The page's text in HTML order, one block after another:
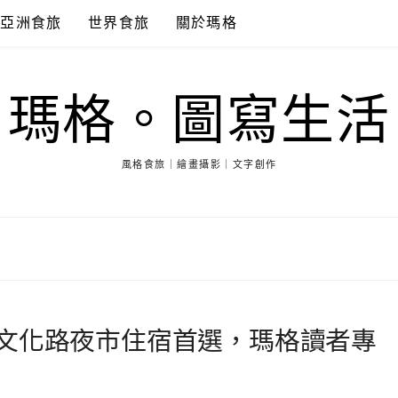
亞洲食旅 世界食旅 關於瑪格
瑪格。圖寫生活
風格食旅｜繪畫攝影｜文字創作
化路夜市住宿首選，瑪格讀者專